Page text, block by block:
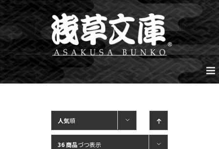
Skip
to
content
人気順
36 商品づつ表示